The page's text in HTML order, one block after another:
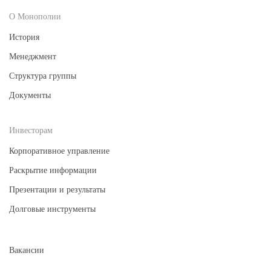
О Монополии
История
Менеджмент
Структура группы
Документы
Инвесторам
Корпоративное управление
Раскрытие информации
Презентации и результаты
Долговые инструменты
Вакансии